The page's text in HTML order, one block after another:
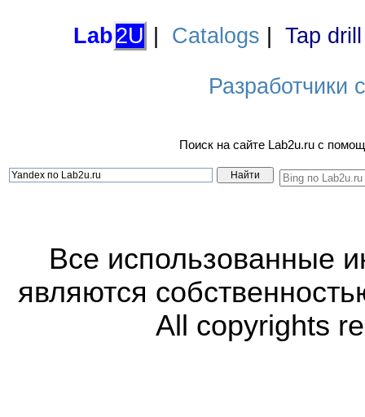
Lab2U Catalogs Tap
Разработчики
Поиск на сайте Lab2u.ru с
Все использованные
являются
All copyrights